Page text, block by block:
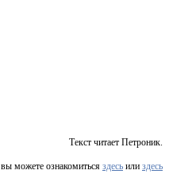
Текст читает Петроник.
вы можете ознакомиться здесь или здесь